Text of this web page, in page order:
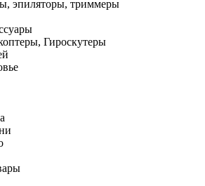
эпиляторы, триммеры
Гироскутеры